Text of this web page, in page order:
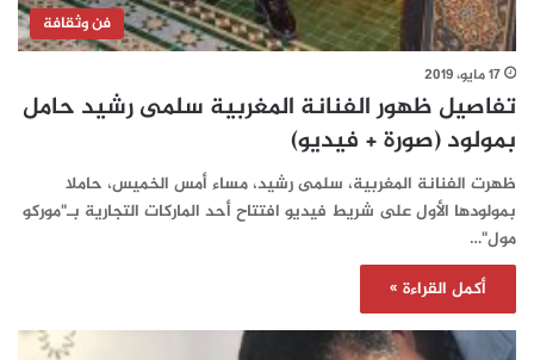
فن وثقافة
17 مايو، 2019
تفاصيل ظهور الفنانة المغربية سلمى رشيد حامل
بمولود (صورة + فيديو)
ظهرت الفنانة المغربية، سلمى رشيد، مساء أمس الخميس، حاملا
بمولودها الأول على شريط فيديو افتتاح أحد الماركات التجارية بـ"موركو
مول"…
أكمل القراءة »